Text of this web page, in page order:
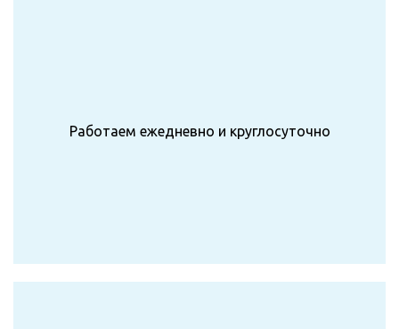
Работаем ежедневно и круглосуточно